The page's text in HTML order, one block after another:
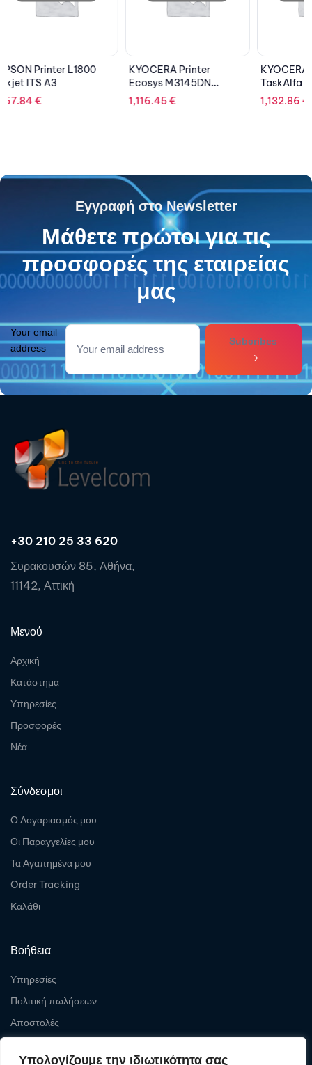
Υπολογίζουμε την ιδιωτικότητα σας
KYOCERA Printer
Ecosys M3145DN
Multifuction Mono Laser
1,116.45
KYOCERA Printer
TaskAlfa 2020
Multifunction Mono
1,132.86
719.41
Εγγραφή στο Newsletter
Μάθετε πρώτοι για τις
προσφορές της εταιρείας
μας
Your email
address
Subcribes
+30 210 25 33 620
Συρακουσών 85, Αθήνα,
11142, Αττική
Μενού
Αρχική
Κατάστημα
Υπηρεσίες
Προσφορές
Νέα
Σύνδεσμοι
Ο Λογαριασμός μου
Οι Παραγγελίες μου
Τα Αγαπημένα μου
Order Tracking
Καλάθι
Βοήθεια
Υπηρεσίες
Πολιτική πωλήσεων
Αποστολές